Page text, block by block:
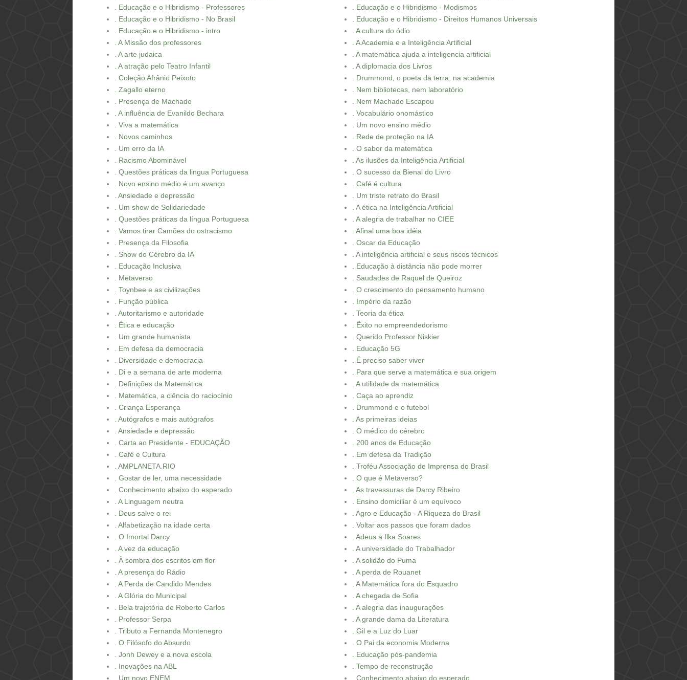
. Educação e o Hibridismo - Professores
. Educação e o Hibridismo - Modismos
. Educação e o Hibridismo - No Brasil
. Educação e o Hibridismo - Direitos Humanos Universais
. Educação e o Hibridismo - intro
. A cultura do ódio
. A Missão dos professores
. A Academia e a Inteligência Artificial
. A arte judaica
. A matemática ajuda a inteligencia artificial
. A atração pelo Teatro Infantil
. A diplomacia dos Livros
. Coleção Afrânio Peixoto
. Drummond, o poeta da terra, na academia
. Zagallo eterno
. Nem bibliotecas, nem laboratório
. Presença de Machado
. Nem Machado Escapou
. A influência de Evanildo Bechara
. Vocabulário onomástico
. Viva a matemática
. Um novo ensino médio
. Novos caminhos
. Rede de proteção na IA
. Um erro da IA
. O sabor da matemática
. Racismo Abominável
. As ilusões da Inteligência Artificial
. Questões práticas da lingua Portuguesa
. O sucesso da Bienal do Livro
. Novo ensino médio é um avanço
. Café é cultura
. Ansiedade e depressão
. Um triste retrato do Brasil
. Um show de Solidariedade
. A ética na Inteligência Artificial
. Questões práticas da língua Portuguesa
. A alegria de trabalhar no CIEE
. Vamos tirar Camões do ostracismo
. Afinal uma boa idéia
. Presença da Filosofia
. Oscar da Educação
. Show do Cérebro da IA
. A inteligência artificial e seus riscos técnicos
. Educação Inclusiva
. Educação à distância não pode morrer
. Metaverso
. Saudades de Raquel de Queiroz
. Toynbee e as civilizações
. O crescimento do pensamento humano
. Função pública
. Império da razão
. Autoritarismo e autoridade
. Teoria da ética
. Ética e educação
. Êxito no empreendedorismo
. Um grande humanista
. Querido Professor Niskier
. Em defesa da democracia
. Educação 5G
. Diversidade e democracia
. É preciso saber viver
. Di e a semana de arte moderna
. Para que serve a matemática e sua origem
. Definições da Matemática
. A utilidade da matemática
. Matemática, a ciência do raciocínio
. Caça ao aprendiz
. Criança Esperança
. Drummond e o futebol
. Autógrafos e mais autógrafos
. As primeiras ideias
. Ansiedade e depressão
. O médico do cérebro
. Carta ao Presidente - EDUCAÇÃO
. 200 anos de Educação
. Café e Cultura
. Em defesa da Tradição
. AMPLANETA.RIO
. Troféu Associação de Imprensa do Brasil
. Gostar de ler, uma necessidade
. O que é Metaverso?
. Conhecimento abaixo do esperado
. As travessuras de Darcy Ribeiro
. A Linguagem neutra
. Ensino domiciliar é um equívoco
. Deus salve o rei
. Agro e Educação - A Riqueza do Brasil
. Alfabetização na idade certa
. Voltar aos passos que foram dados
. O Imortal Darcy
. Adeus a Ilka Soares
. A vez da educação
. A universidade do Trabalhador
. À sombra dos escritos em flor
. A solidão do Puma
. A presença do Rádio
. A perda de Rouanet
. A Perda de Candido Mendes
. A Matemática fora do Esquadro
. A Glória do Municipal
. A chegada de Sofia
. Bela trajetória de Roberto Carlos
. A alegria das inaugurações
. Professor Serpa
. A grande dama da Literatura
. Tributo a Fernanda Montenegro
. Gil e a Luz do Luar
. O Filósofo do Absurdo
. O Pai da economia Moderna
. Jonh Dewey e a nova escola
. Educação pós-pandemia
. Inovações na ABL
. Tempo de reconstrução
. Um novo ENEM
. Conhecimento abaixo do esperado